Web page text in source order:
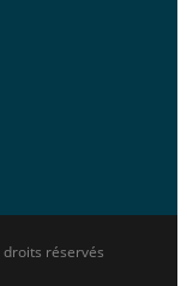
réservés